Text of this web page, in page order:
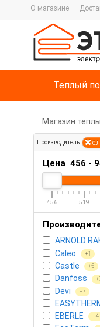
О магазине
Теплый
Магазин
Производитель:
Цена 456 -
456 519
ARNOLD
Caleo +1
Castle +5
Danfoss
Devi +7
EBERLE +4